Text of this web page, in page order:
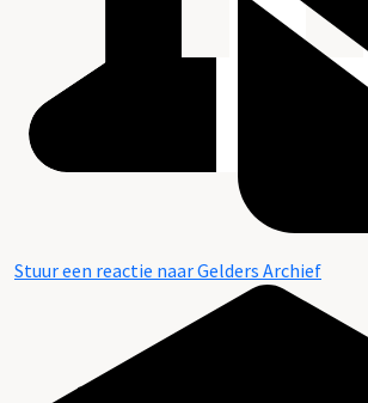
Stuur een reactie naar Gelders Archief